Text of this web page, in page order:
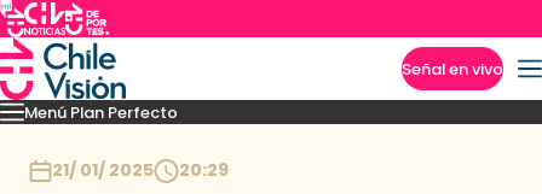
Señal en vivo
Menú Plan Perfecto
Momentos Capítulos Novedades
21/ 01/ 2025 20:29
Imperdibles